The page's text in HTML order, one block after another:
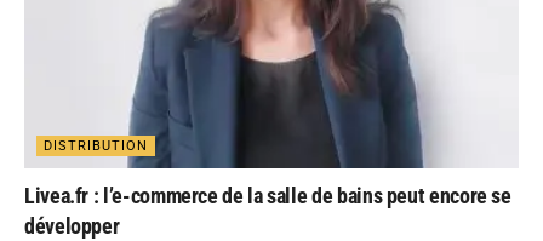
DISTRIBUTION
Livea.fr : l’e-commerce de la salle de bains peut encore se
développer